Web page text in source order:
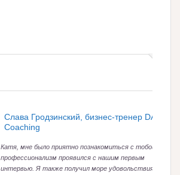
Слава Гродзинский, бизнес-тренер DAL
Coaching
Катя, мне было приятно познакомиться с тобой! Твой
профессионализм проявился с нашим первым
интервью. Я также получил море удовольствия.